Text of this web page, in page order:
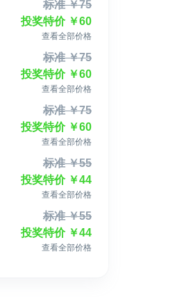
标准￥75
投奖特价￥60
查看全部价格
标准￥75
投奖特价￥60
查看全部价格
标准￥75
投奖特价￥60
查看全部价格
标准￥55
投奖特价￥44
查看全部价格
标准￥55
投奖特价￥44
查看全部价格